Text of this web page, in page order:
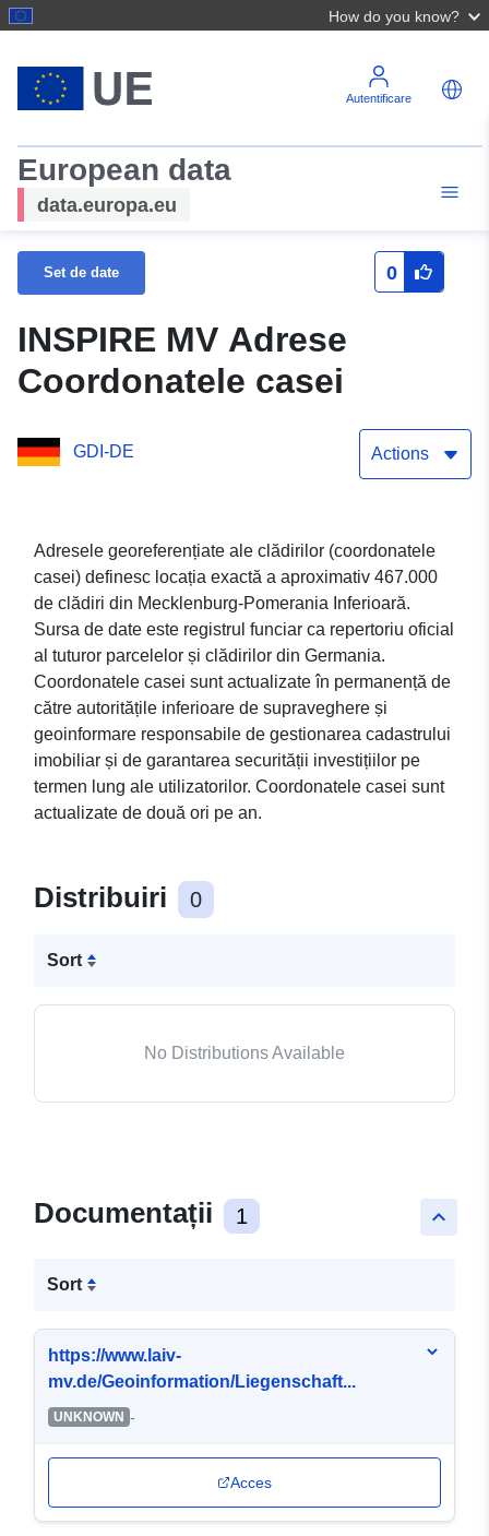
How do you know?
Autentificare
European data
data.europa.eu
Set de date 0
INSPIRE MV Adrese
Coordonatele casei
GDI-DE Actions
Adresele georeferențiate ale clădirilor (coordonatele
casei) definesc locația exactă a aproximativ 467.000
de clădiri din Mecklenburg-Pomerania Inferioară.
Sursa de date este registrul funciar ca repertoriu oficial
al tuturor parcelelor și clădirilor din Germania.
Coordonatele casei sunt actualizate în permanență de
către autoritățile inferioare de supraveghere și
geoinformare responsabile de gestionarea cadastrului
imobiliar și de garantarea securității investițiilor pe
termen lung ale utilizatorilor. Coordonatele casei sunt
actualizate de două ori pe an.
Distribuiri 0
Sort
No Distributions Available
keyboard_arrow_up
Documentații 1
Sort
https://www.laiv-
mv.de/Geoinformation/Liegenschaft...
UNKNOWN -
Acces